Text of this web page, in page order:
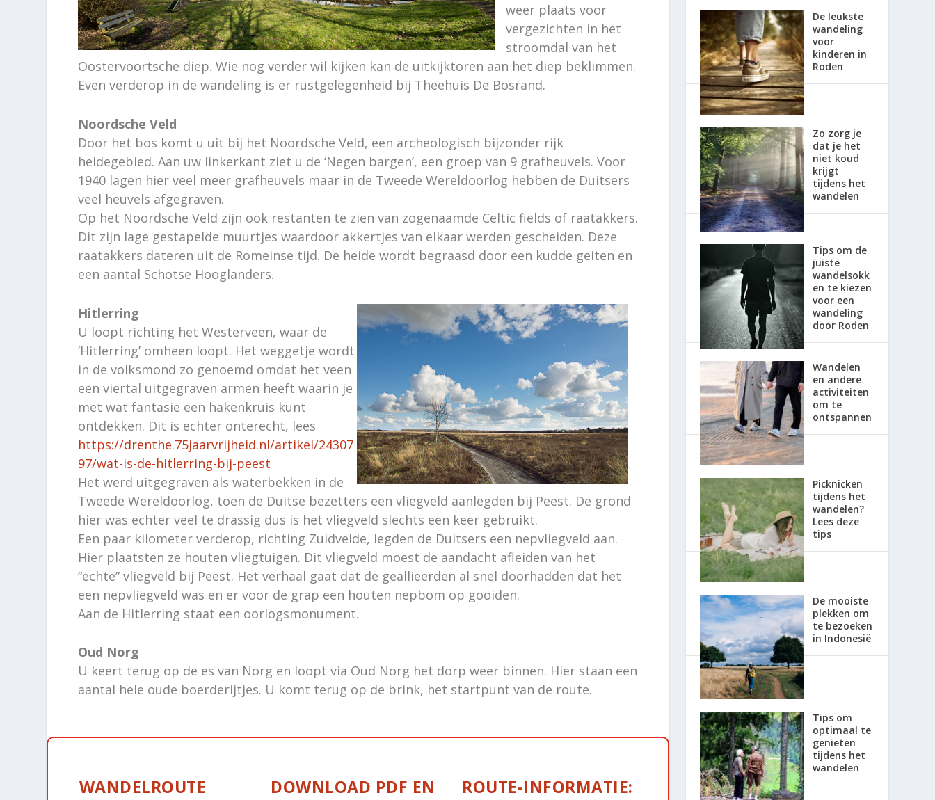
weer plaats voor
vergezichten in het
stroomdal van het
Oostervoortsche diep. Wie nog verder wil kijken kan de uitkijktoren aan het diep beklimmen.
Even verderop in de wandeling is er rustgelegenheid bij Theehuis De Bosrand.
Noordsche Veld
Door het bos komt u uit bij het Noordsche Veld, een archeologisch bijzonder rijk
heidegebied. Aan uw linkerkant ziet u de ‘Negen bargen’, een groep van 9 grafheuvels. Voor
1940 lagen hier veel meer grafheuvels maar in de Tweede Wereldoorlog hebben de Duitsers
veel heuvels afgegraven.
Op het Noordsche Veld zijn ook restanten te zien van zogenaamde Celtic fields of raatakkers.
Dit zijn lage gestapelde muurtjes waardoor akkertjes van elkaar werden gescheiden. Deze
raatakkers dateren uit de Romeinse tijd. De heide wordt begraasd door een kudde geiten en
een aantal Schotse Hooglanders.
Hitlerring
U loopt richting het Westerveen, waar de
‘Hitlerring’ omheen loopt. Het weggetje wordt
in de volksmond zo genoemd omdat het veen
een viertal uitgegraven armen heeft waarin je
met wat fantasie een hakenkruis kunt
ontdekken. Dit is echter onterecht, lees
https://drenthe.75jaarvrijheid.nl/artikel/24307
97/wat-is-de-hitlerring-bij-peest
Het werd uitgegraven als waterbekken in de
Tweede Wereldoorlog, toen de Duitse bezetters een vliegveld aanlegden bij Peest. De grond
hier was echter veel te drassig dus is het vliegveld slechts een keer gebruikt.
Een paar kilometer verderop, richting Zuidvelde, legden de Duitsers een nepvliegveld aan.
Hier plaatsten ze houten vliegtuigen. Dit vliegveld moest de aandacht afleiden van het
“echte” vliegveld bij Peest. Het verhaal gaat dat de geallieerden al snel doorhadden dat het
een nepvliegveld was en er voor de grap een houten nepbom op gooiden.
Aan de Hitlerring staat een oorlogsmonument.
Oud Norg
U keert terug op de es van Norg en loopt via Oud Norg het dorp weer binnen. Hier staan een
aantal hele oude boerderijtjes. U komt terug op de brink, het startpunt van de route.
WANDELROUTE
DOWNLOAD PDF EN
ROUTE-INFORMATIE:
De leukste
wandeling
voor
kinderen in
Roden
Zo zorg je
dat je het
niet koud
krijgt
tijdens het
wandelen
Tips om de
juiste
wandelsokk
en te kiezen
voor een
wandeling
door Roden
Wandelen
en andere
activiteiten
om te
ontspannen
Picknicken
tijdens het
wandelen?
Lees deze
tips
De mooiste
plekken om
te bezoeken
in Indonesië
Tips om
optimaal te
genieten
tijdens het
wandelen